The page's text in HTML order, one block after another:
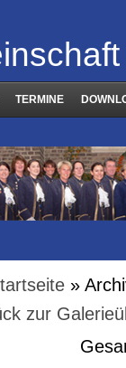
TERMINE
»
zur